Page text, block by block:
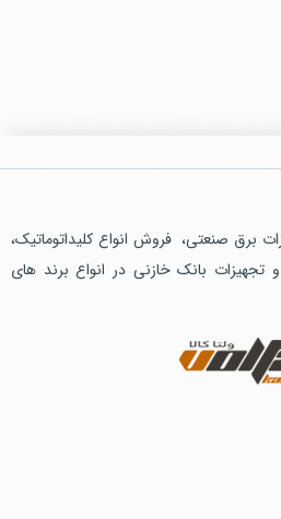
برق صنعتی، فروش انواع کلیداتوماتیک،
و تجهیزات بانک خازنی در انواع برند های